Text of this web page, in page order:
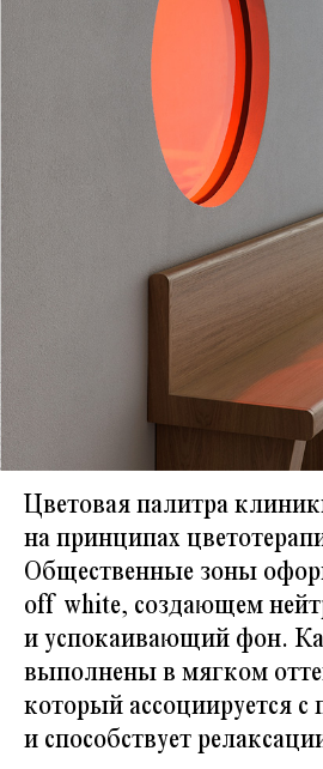
Цветовая палитра
на принципах
Общественные зоны
оff white, создающем
и успокаивающий фон.
выполнены в мягком
который ассоциируется с
и способствует